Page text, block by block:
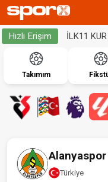
Hızlı Erişim İLK11 KUR
Takımım
Alanyaspor
Türkiye